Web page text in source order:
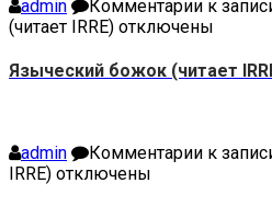
admin Комментарии к
(читает IRRE) отключены
Языческий божок (читает
admin Комментарии к
IRRE) отключены